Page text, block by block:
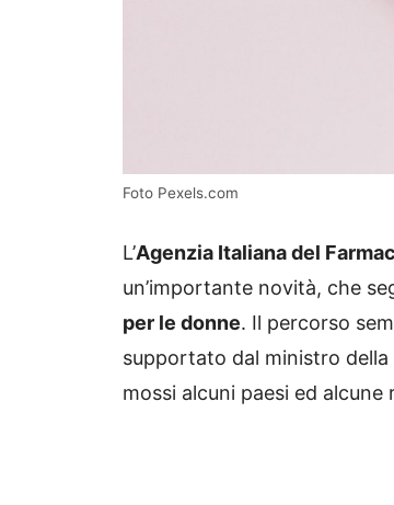
Foto Pexels.com
L’Agenzia Italiana del
un’importante novità, che
per le donne. Il percorso
supportato dal ministro della
mossi alcuni paesi ed